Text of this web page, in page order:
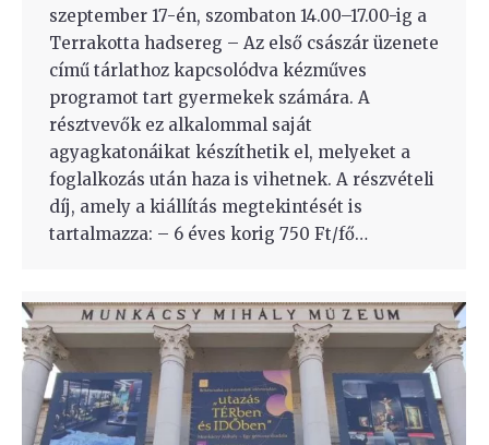
szeptember 17-én, szombaton 14.00–17.00-ig a
Terrakotta hadsereg – Az első császár üzenete
című tárlathoz kapcsolódva kézműves
programot tart gyermekek számára. A
résztvevők ez alkalommal saját
agyagkatonáikat készíthetik el, melyeket a
foglalkozás után haza is vihetnek. A részvételi
díj, amely a kiállítás megtekintését is
tartalmazza: – 6 éves korig 750 Ft/fő…